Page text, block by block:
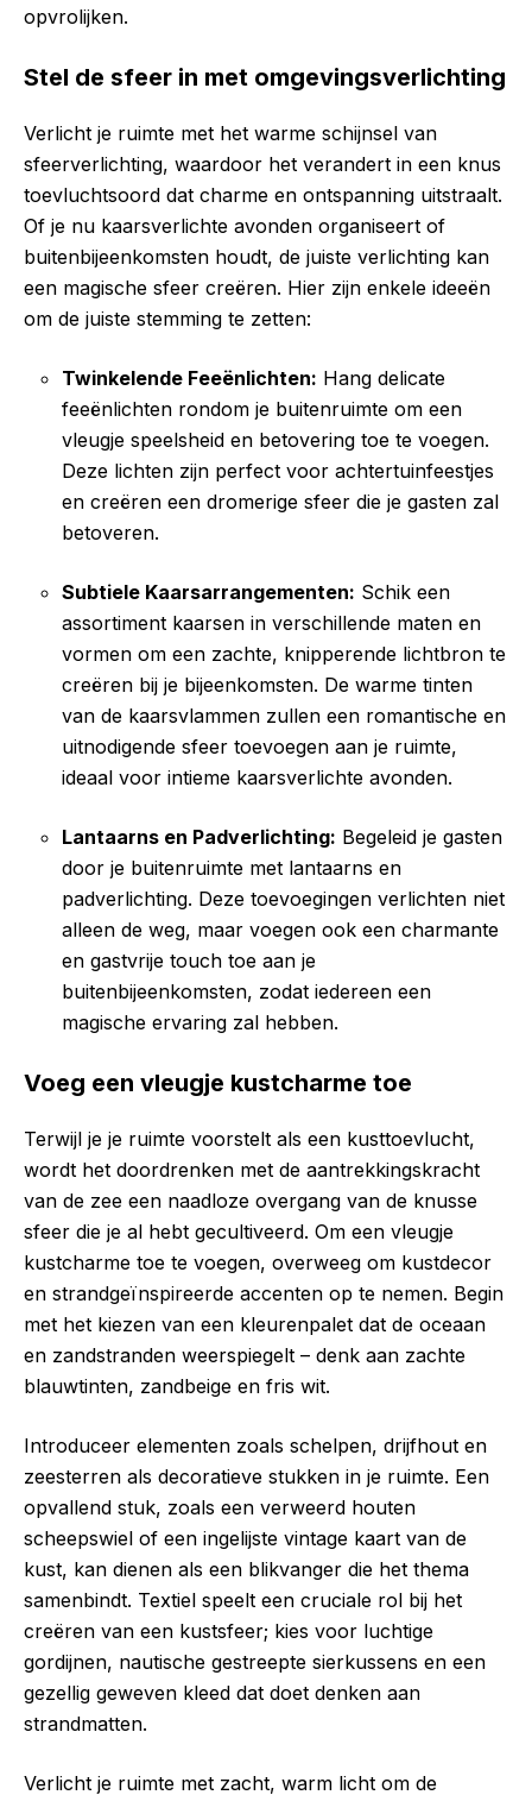
opvrolijken.
Stel de sfeer in met omgevingsverlichting
Verlicht je ruimte met het warme schijnsel van
sfeerverlichting, waardoor het verandert in een knus
toevluchtsoord dat charme en ontspanning uitstraalt.
Of je nu kaarsverlichte avonden organiseert of
buitenbijeenkomsten houdt, de juiste verlichting kan
een magische sfeer creëren. Hier zijn enkele ideeën
om de juiste stemming te zetten:
Twinkelende Feeënlichten: Hang delicate
feeënlichten rondom je buitenruimte om een
vleugje speelsheid en betovering toe te voegen.
Deze lichten zijn perfect voor achtertuinfeestjes
en creëren een dromerige sfeer die je gasten zal
betoveren.
Subtiele Kaarsarrangementen: Schik een
assortiment kaarsen in verschillende maten en
vormen om een zachte, knipperende lichtbron te
creëren bij je bijeenkomsten. De warme tinten
van de kaarsvlammen zullen een romantische en
uitnodigende sfeer toevoegen aan je ruimte,
ideaal voor intieme kaarsverlichte avonden.
Lantaarns en Padverlichting: Begeleid je gasten
door je buitenruimte met lantaarns en
padverlichting. Deze toevoegingen verlichten niet
alleen de weg, maar voegen ook een charmante
en gastvrije touch toe aan je
buitenbijeenkomsten, zodat iedereen een
magische ervaring zal hebben.
Voeg een vleugje kustcharme toe
Terwijl je je ruimte voorstelt als een kusttoevlucht,
wordt het doordrenken met de aantrekkingskracht
van de zee een naadloze overgang van de knusse
sfeer die je al hebt gecultiveerd. Om een vleugje
kustcharme toe te voegen, overweeg om kustdecor
en strandgeïnspireerde accenten op te nemen. Begin
met het kiezen van een kleurenpalet dat de oceaan
en zandstranden weerspiegelt – denk aan zachte
blauwtinten, zandbeige en fris wit.
Introduceer elementen zoals schelpen, drijfhout en
zeesterren als decoratieve stukken in je ruimte. Een
opvallend stuk, zoals een verweerd houten
scheepswiel of een ingelijste vintage kaart van de
kust, kan dienen als een blikvanger die het thema
samenbindt. Textiel speelt een cruciale rol bij het
creëren van een kustsfeer; kies voor luchtige
gordijnen, nautische gestreepte sierkussens en een
gezellig geweven kleed dat doet denken aan
strandmatten.
Verlicht je ruimte met zacht, warm licht om de